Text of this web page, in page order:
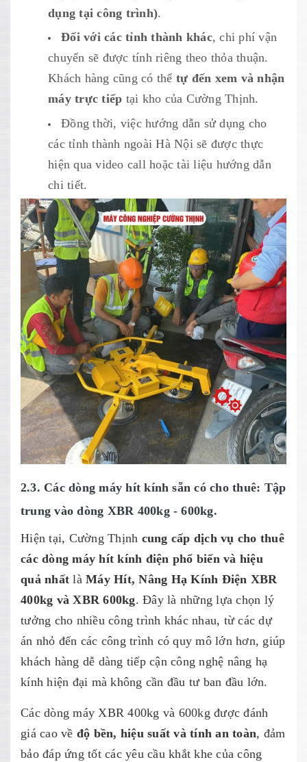
dụng tại công trình).
Đối với các tỉnh thành khác, chi phí vận
chuyển sẽ được tính riêng theo thỏa thuận.
Khách hàng cũng có thể tự đến xem và nhận
máy trực tiếp tại kho của Cường Thịnh.
Đồng thời, việc hướng dẫn sử dụng cho
các tỉnh thành ngoài Hà Nội sẽ được thực
hiện qua video call hoặc tài liệu hướng dẫn
chi tiết.
2.3. Các dòng máy hít kính sẵn có cho thuê: Tập
trung vào dòng XBR 400kg - 600kg.
Hiện tại, Cường Thịnh cung cấp dịch vụ cho thuê
các dòng máy hít kính điện phổ biến và hiệu
quả nhất là Máy Hít, Nâng Hạ Kính Điện XBR
400kg và XBR 600kg. Đây là những lựa chọn lý
tưởng cho nhiều công trình khác nhau, từ các dự
án nhỏ đến các công trình có quy mô lớn hơn, giúp
khách hàng dễ dàng tiếp cận công nghệ nâng hạ
kính hiện đại mà không cần đầu tư ban đầu lớn.
Các dòng máy XBR 400kg và 600kg được đánh
giá cao về độ bền, hiệu suất và tính an toàn, đảm
bảo đáp ứng tốt các yêu cầu khắt khe của công